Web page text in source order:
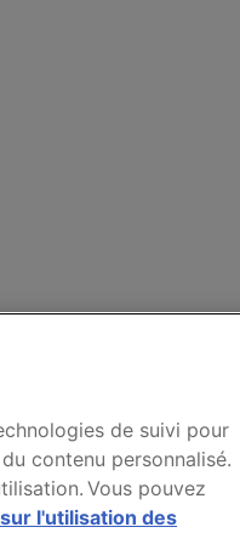
de suivi pour
contenu personnalisé.
Vous pouvez
l'utilisation des